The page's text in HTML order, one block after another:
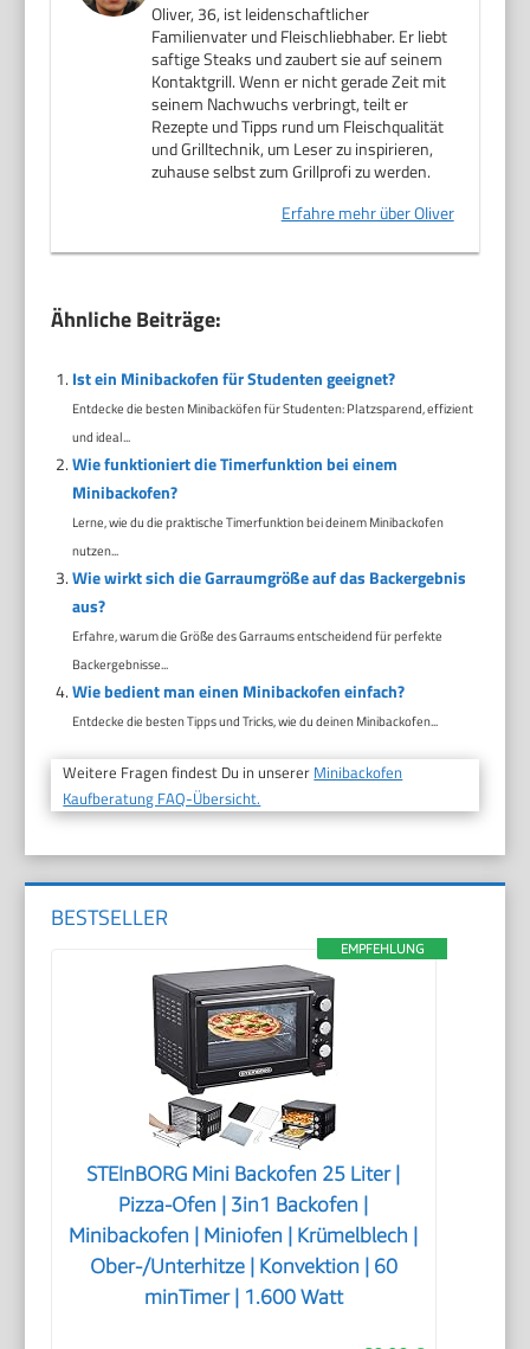
Oliver, 36, ist leidenschaftlicher
Familienvater und Fleischliebhaber. Er liebt
saftige Steaks und zaubert sie auf seinem
Kontaktgrill. Wenn er nicht gerade Zeit mit
seinem Nachwuchs verbringt, teilt er
Rezepte und Tipps rund um Fleischqualität
und Grilltechnik, um Leser zu inspirieren,
zuhause selbst zum Grillprofi zu werden.
Erfahre mehr über Oliver
Ähnliche Beiträge:
Ist ein Minibackofen für Studenten geeignet?
Entdecke die besten Minibacköfen für Studenten: Platzsparend, effizient
und ideal...
Wie funktioniert die Timerfunktion bei einem
Minibackofen?
Lerne, wie du die praktische Timerfunktion bei deinem Minibackofen
nutzen...
Wie wirkt sich die Garraumgröße auf das Backergebnis
aus?
Erfahre, warum die Größe des Garraums entscheidend für perfekte
Backergebnisse...
Wie bedient man einen Minibackofen einfach?
Entdecke die besten Tipps und Tricks, wie du deinen Minibackofen...
Weitere Fragen findest Du in unserer Minibackofen
Kaufberatung FAQ-Übersicht.
BESTSELLER
EMPFEHLUNG
STEInBORG Mini Backofen 25 Liter |
Pizza-Ofen | 3in1 Backofen |
Minibackofen | Miniofen | Krümelblech |
Ober-/Unterhitze | Konvektion | 60
minTimer | 1.600 Watt